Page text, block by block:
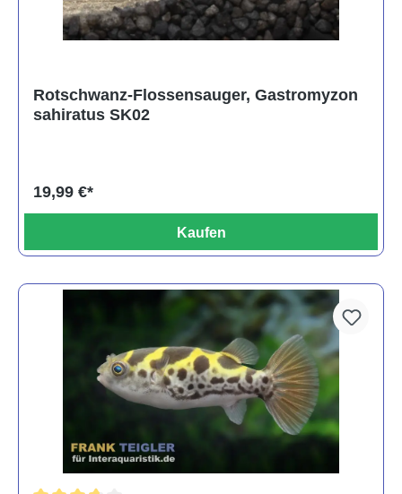
Rotschwanz-Flossensauger, Gastromyzon
sahiratus SK02
19,99 €*
Kaufen